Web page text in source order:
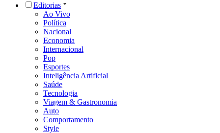
Editorias
Ao Vivo
Política
Nacional
Economia
Internacional
Pop
Esportes
Inteligência Artificial
Saúde
Tecnologia
Viagem & Gastronomia
Auto
Comportamento
Style